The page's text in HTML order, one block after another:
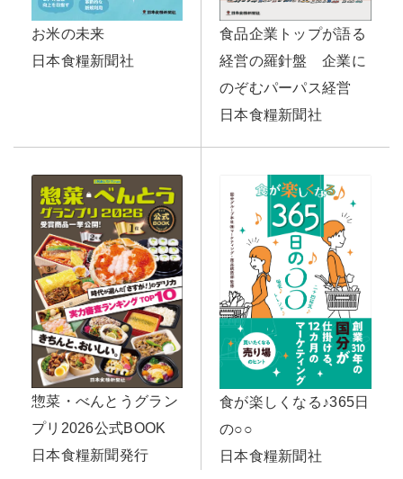
お米の未来
日本食糧新聞社
食品企業トップが語る
経営の羅針盤 企業に
のぞむパーパス経営
日本食糧新聞社
惣菜・べんとうグラン
プリ2026公式BOOK
日本食糧新聞発行
食が楽しくなる♪365日
の○○
日本食糧新聞社